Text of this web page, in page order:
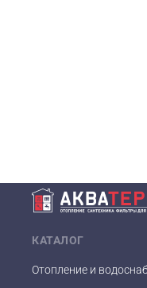
КАТАЛОГ
Отопление и